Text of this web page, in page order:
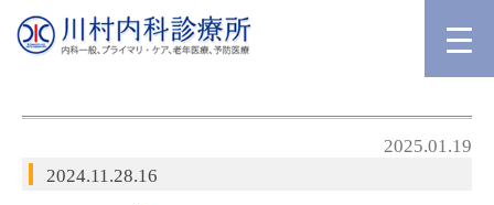
2025.01.19
2024.11.28.16